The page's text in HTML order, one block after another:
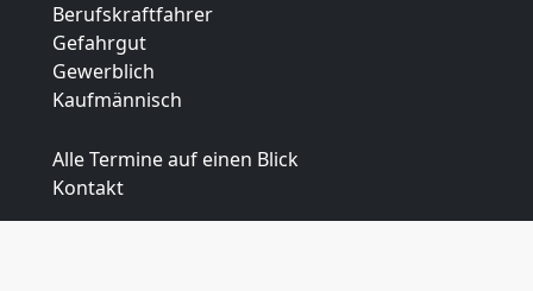
Berufskraftfahrer
Gefahrgut
Gewerblich
Kaufmännisch
Alle Termine auf einen Blick
Kontakt